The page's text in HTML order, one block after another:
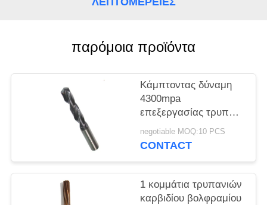
παρόμοια προϊόντα
Κάμπτοντας δύναμη
4300mpa
επεξεργασίας τρυπών
επιστρώματος
κομματιών τρυπανιών
negotiable MOQ:10 PCS
CONTACT
1 κομμάτια τρυπανιών
καρβιδίου βολφραμίου